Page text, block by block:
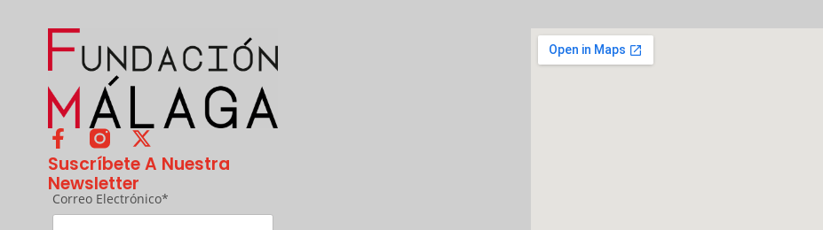
Suscríbete A Nuestra
Newsletter
Correo Electrónico*